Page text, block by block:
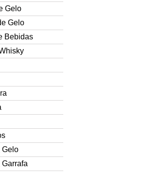
Gelo
Gelo
Bebidas
Gelo